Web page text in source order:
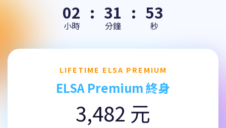
02
小時
: 31
分鐘
: 52
秒
LIFETIME ELSA PREMIUM
ELSA Premium 終身
3,482 元